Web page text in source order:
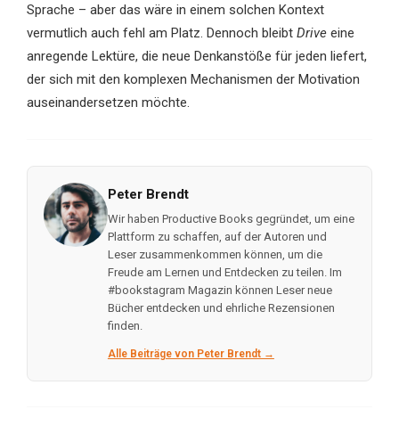
Sprache – aber das wäre in einem solchen Kontext
vermutlich auch fehl am Platz. Dennoch bleibt Driveeine
anregende Lektüre, die neue Denkanstöße für jeden liefert,
der sich mit den komplexen Mechanismen der Motivation
auseinandersetzen möchte.
Peter Brendt
Wir haben Productive Books gegründet, um eine
Plattform zu schaffen, auf der Autoren und
Leser zusammenkommen können, um die
Freude am Lernen und Entdecken zu teilen. Im
#bookstagram Magazin können Leser neue
Bücher entdecken und ehrliche Rezensionen
finden.
Alle Beiträge von Peter Brendt →